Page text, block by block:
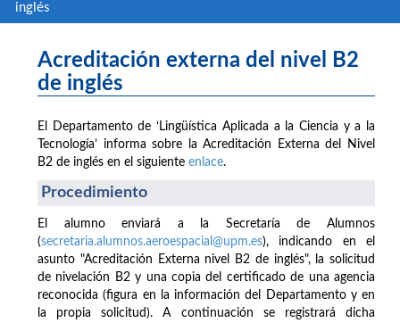
inglés
Acreditación externa del nivel B2
de inglés
El Departamento de ‘Lingüística Aplicada a la Ciencia y a la
Tecnología’ informa sobre la Acreditación Externa del Nivel
B2 de inglés en el siguiente enlace.
Procedimiento
El alumno enviará a la Secretaría de Alumnos
(secretaria.alumnos.aeroespacial@upm.es), indicando en el
asunto "Acreditación Externa nivel B2 de inglés", la solicitud
de nivelación B2 y una copia del certificado de una agencia
reconocida (figura en la información del Departamento y en
la propia solicitud). A continuación se registrará dicha